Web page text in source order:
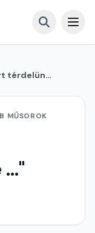
"Isten, hazánkért térdelünk elődbe ..."
MŰSOROK